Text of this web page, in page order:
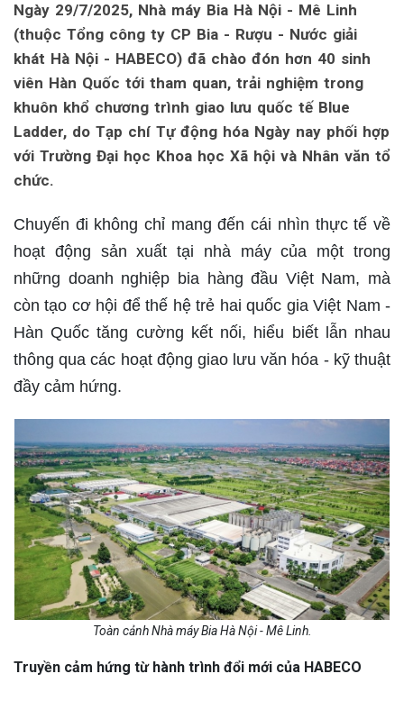
Ngày 29/7/2025, Nhà máy Bia Hà Nội - Mê Linh
(thuộc Tổng công ty CP Bia - Rượu - Nước giải
khát Hà Nội - HABECO) đã chào đón hơn 40 sinh
viên Hàn Quốc tới tham quan, trải nghiệm trong
khuôn khổ chương trình giao lưu quốc tế Blue
Ladder, do Tạp chí Tự động hóa Ngày nay phối hợp
với Trường Đại học Khoa học Xã hội và Nhân văn tổ
chức.
Chuyến đi không chỉ mang đến cái nhìn thực tế về
hoạt động sản xuất tại nhà máy của một trong
những doanh nghiệp bia hàng đầu Việt Nam, mà
còn tạo cơ hội để thế hệ trẻ hai quốc gia Việt Nam -
Hàn Quốc tăng cường kết nối, hiểu biết lẫn nhau
thông qua các hoạt động giao lưu văn hóa - kỹ thuật
đầy cảm hứng.
Toàn cảnh Nhà máy Bia Hà Nội - Mê Linh.
Truyền cảm hứng từ hành trình đổi mới của HABECO